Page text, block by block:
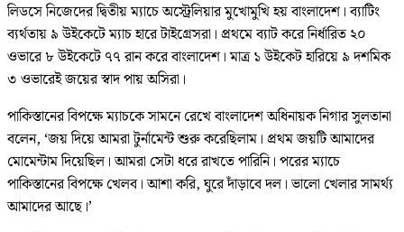
লিডসে নিজেদের দ্বিতীয় ম্যাচে অস্ট্রেলিয়ার মুখোমুখি হয় বাংলাদেশ। ব্যাটিং
ব্যর্থতায় ৯ উইকেটে ম্যাচ হারে টাইগ্রেসরা। প্রথমে ব্যাট করে নির্ধারিত ২০
ওভারে ৮ উইকেটে ৭৭ রান করে বাংলাদেশ। মাত্র ১ উইকেট হারিয়ে ৯ দশমিক
৩ ওভারেই জয়ের স্বাদ পায় অসিরা।
পাকিস্তানের বিপক্ষে ম্যাচকে সামনে রেখে বাংলাদেশ অধিনায়ক নিগার সুলতানা
বলেন, ‘জয় দিয়ে আমরা টুর্নামেন্ট শুরু করেছিলাম। প্রথম জয়টি আমাদের
মোমেন্টাম দিয়েছিল। আমরা সেটা ধরে রাখতে পারিনি। পরের ম্যাচে
পাকিস্তানের বিপক্ষে খেলব। আশা করি, ঘুরে দাঁড়াবে দল। ভালো খেলার সামর্থ্য
আমাদের আছে।’